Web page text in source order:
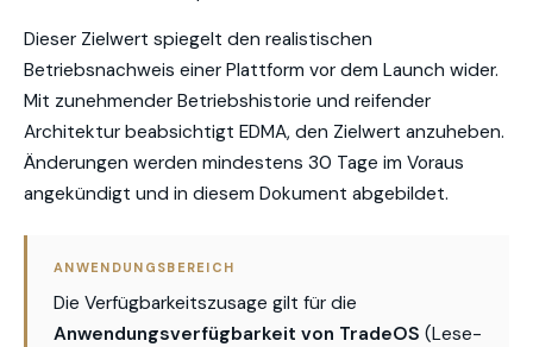
Dieser Zielwert spiegelt den realistischen
Betriebsnachweis einer Plattform vor dem Launch wider.
Mit zunehmender Betriebshistorie und reifender
Architektur beabsichtigt EDMA, den Zielwert anzuheben.
Änderungen werden mindestens 30 Tage im Voraus
angekündigt und in diesem Dokument abgebildet.
ANWENDUNGSBEREICH
Die Verfügbarkeitszusage gilt für die
Anwendungsverfügbarkeit von TradeOS (Lese-